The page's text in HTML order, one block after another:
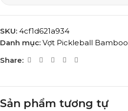
SKU: 4cf1d621a934
Danh mục: Vợt Pickleball Bamboo
Share:
Sản phẩm tương tự